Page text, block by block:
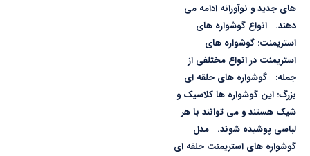
های جدید و نوآورانه ادامه می
دهند. انواع گوشواره های
استریمنت: گوشواره های
استریمنت در انواع مختلفی از
جمله: گوشواره های حلقه ای
بزرگ: این گوشواره ها کلاسیک و
شیک هستند و می توانند با هر
لباسی پوشیده شوند. مدل
گوشواره های استریمنت حلقه ای